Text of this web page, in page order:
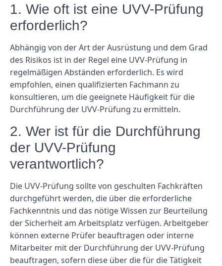
1. Wie oft ist eine UVV-Prüfung
erforderlich?
Abhängig von der Art der Ausrüstung und dem Grad
des Risikos ist in der Regel eine UVV-Prüfung in
regelmäßigen Abständen erforderlich. Es wird
empfohlen, einen qualifizierten Fachmann zu
konsultieren, um die geeignete Häufigkeit für die
Durchführung der UVV-Prüfung zu ermitteln.
2. Wer ist für die Durchführung
der UVV-Prüfung
verantwortlich?
Die UVV-Prüfung sollte von geschulten Fachkräften
durchgeführt werden, die über die erforderliche
Fachkenntnis und das nötige Wissen zur Beurteilung
der Sicherheit am Arbeitsplatz verfügen. Arbeitgeber
können externe Prüfer beauftragen oder interne
Mitarbeiter mit der Durchführung der UVV-Prüfung
beauftragen, sofern diese über die für die Tätigkeit